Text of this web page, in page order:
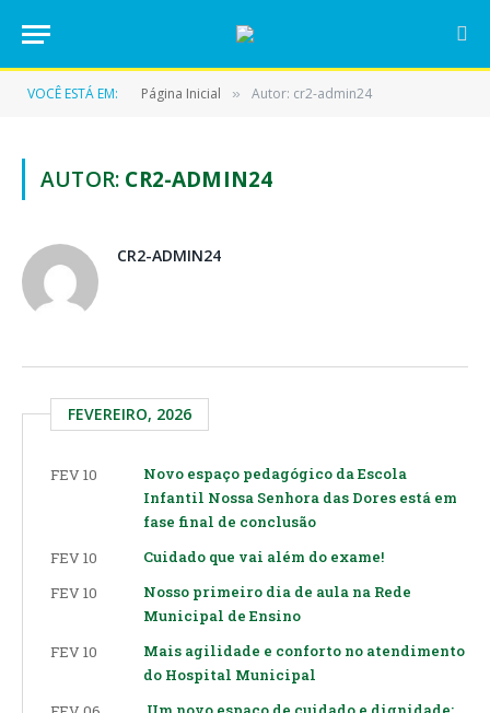
VOCÊ ESTÁ EM: Página Inicial » Autor: cr2-admin24
AUTOR: CR2-ADMIN24
CR2-ADMIN24
FEVEREIRO, 2026
FEV 10
Novo espaço pedagógico da Escola
Infantil Nossa Senhora das Dores está em
fase final de conclusão
FEV 10
Cuidado que vai além do exame!
FEV 10
Nosso primeiro dia de aula na Rede
Municipal de Ensino
FEV 10
Mais agilidade e conforto no atendimento
do Hospital Municipal